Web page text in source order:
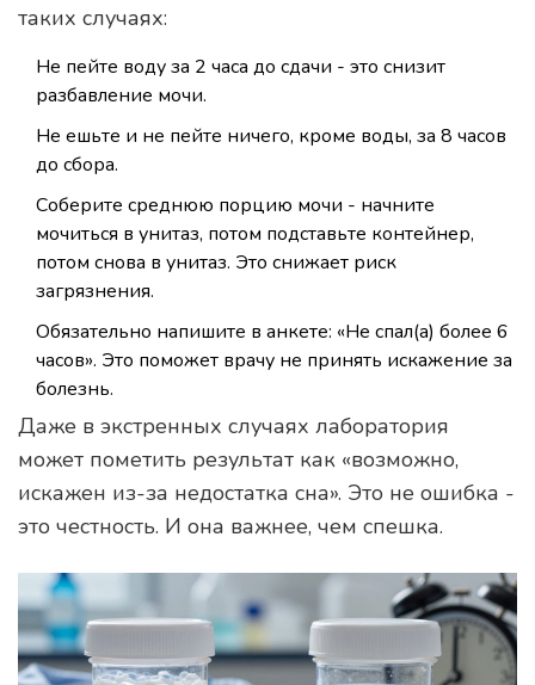
таких случаях:
Не пейте воду за 2 часа до сдачи - это снизит
разбавление мочи.
Не ешьте и не пейте ничего, кроме воды, за 8 часов
до сбора.
Соберите среднюю порцию мочи - начните
мочиться в унитаз, потом подставьте контейнер,
потом снова в унитаз. Это снижает риск
загрязнения.
Обязательно напишите в анкете: «Не спал(а) более 6
часов». Это поможет врачу не принять искажение за
болезнь.
Даже в экстренных случаях лаборатория
может пометить результат как «возможно,
искажен из-за недостатка сна». Это не ошибка -
это честность. И она важнее, чем спешка.